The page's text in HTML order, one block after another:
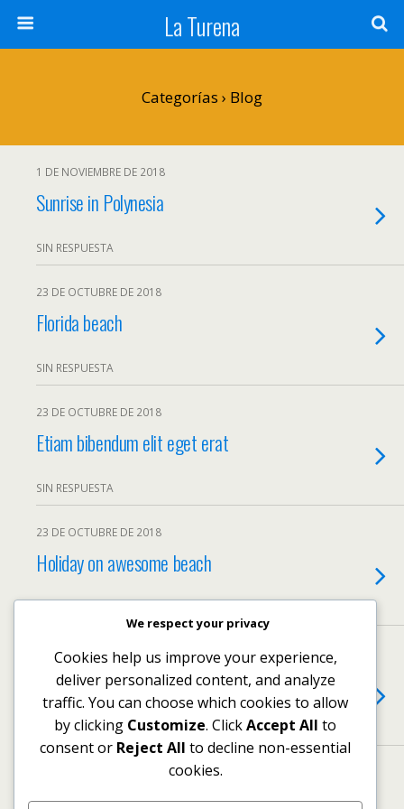
La Turena
Categorías › Blog
1 DE NOVIEMBRE DE 2018
Sunrise in Polynesia
SIN RESPUESTA
23 DE OCTUBRE DE 2018
Florida beach
SIN RESPUESTA
23 DE OCTUBRE DE 2018
Etiam bibendum elit eget erat
SIN RESPUESTA
23 DE OCTUBRE DE 2018
Holiday on awesome beach
23 DE OCTUBRE DE 2018
Praesent id justo in neque elementum
SIN RESPUESTA
Cargar Más De Esta Categoría…
We respect your privacy
Cookies help us improve your experience,
deliver personalized content, and analyze
traffic. You can choose which cookies to allow
by clicking Customize. ClickAccept All to
consent or Reject All to decline non-essential
cookies.